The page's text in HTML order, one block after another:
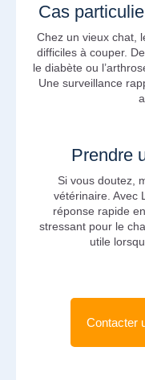
Cas
Chez un vieux chat,
difficiles à couper.
le diabète ou
Une surveillance
Prendre
Si vous doutez,
vétérinaire. Avec
réponse rapide
stressant pour le
utile
Contacter